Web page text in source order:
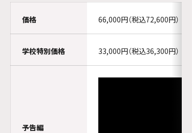
価格 66,000円（税込72,600円）
学校特別価格 33,000円（税込36,300円）
予告編